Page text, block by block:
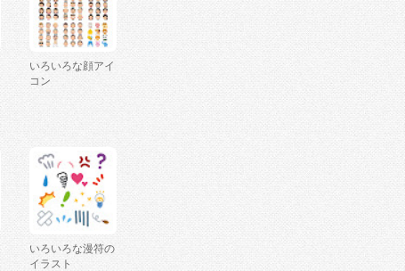
いろいろな顔アイ
コン
いろいろな漫符の
イラスト